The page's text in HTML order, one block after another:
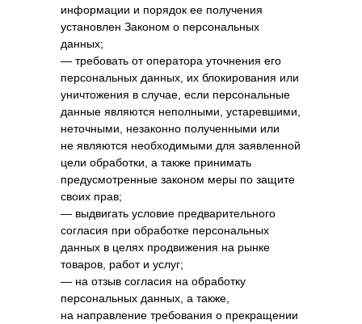
информации и порядок ее получения
установлен Законом о персональных
данных;
— требовать от оператора уточнения его
персональных данных, их блокирования или
уничтожения в случае, если персональные
данные являются неполными, устаревшими,
неточными, незаконно полученными или
не являются необходимыми для заявленной
цели обработки, а также принимать
предусмотренные законом меры по защите
своих прав;
— выдвигать условие предварительного
согласия при обработке персональных
данных в целях продвижения на рынке
товаров, работ и услуг;
— на отзыв согласия на обработку
персональных данных, а также,
на направление требования о прекращении